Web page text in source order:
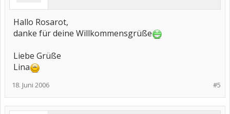
Hallo Rosarot,
danke für deine Willkommensgrüße
Liebe Grüße
Lina
#5
18. Juni 2006